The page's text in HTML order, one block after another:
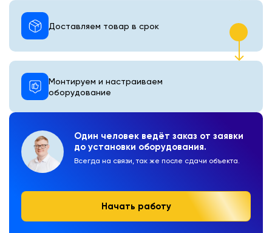
Один человек ведёт заказ от заявки
до установки оборудования.
Всегда на связи, так же после сдачи объекта.
Начать работу
Монтируем и настраиваем
оборудование
Доставляем товар в срок